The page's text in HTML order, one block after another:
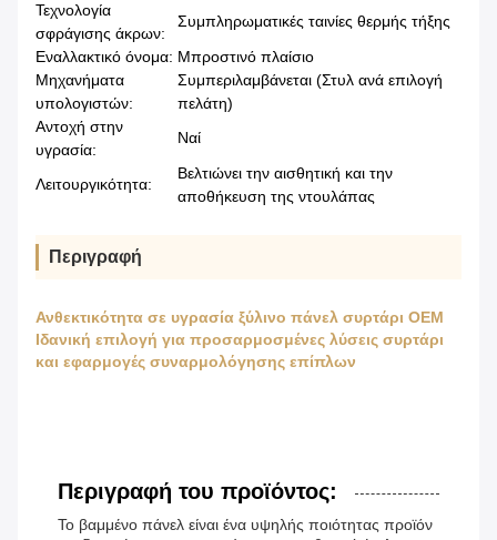
Τεχνολογία
σφράγισης άκρων:
Συμπληρωματικές ταινίες θερμής τήξης
Εναλλακτικό όνομα: Μπροστινό πλαίσιο
Μηχανήματα
υπολογιστών:
Συμπεριλαμβάνεται (Στυλ ανά επιλογή
πελάτη)
Αντοχή στην
υγρασία:
Ναί
Λειτουργικότητα:
Βελτιώνει την αισθητική και την
αποθήκευση της ντουλάπας
Περιγραφή
Ανθεκτικότητα σε υγρασία ξύλινο πάνελ συρτάρι OEM
Ιδανική επιλογή για προσαρμοσμένες λύσεις συρτάρι
και εφαρμογές συναρμολόγησης επίπλων
Περιγραφή του προϊόντος:
Το βαμμένο πάνελ είναι ένα υψηλής ποιότητας προϊόν